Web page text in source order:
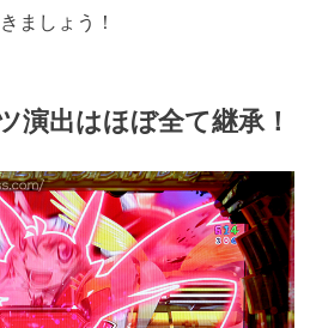
ましょう！
演出はほぼ全て継承！